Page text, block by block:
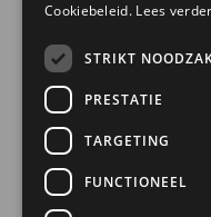
Cookiebeleid. Lees verder
STRIKT
PRESTATIE
TARGETING
FUNCTIONEEL